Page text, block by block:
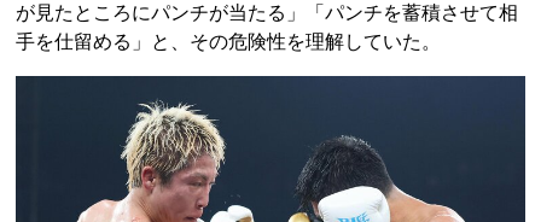
が見たところにパンチが当たる」「パンチを蓄積させて相
手を仕留める」と、その危険性を理解していた。